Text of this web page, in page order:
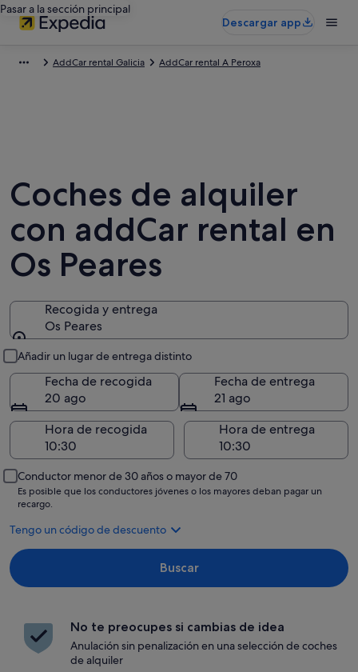
Pasar a la sección principal
Descargar app
AddCar rental Galicia AddCar rental A Peroxa
Coches de alquiler
con addCar rental en
Os Peares
Recogida y entrega
Os Peares
Añadir un lugar de entrega distinto
Fecha de recogida
20 ago
Fecha de entrega
21 ago
Hora de recogida
Hora de entrega
Conductor menor de 30 años o mayor de 70
Es posible que los conductores jóvenes o los mayores deban pagar un
recargo.
Tengo un código de descuento
Buscar
No te preocupes si cambias de idea
Anulación sin penalización en una selección de coches
de alquiler